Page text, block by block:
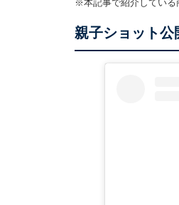
※本記事で紹介している
親子ショット公